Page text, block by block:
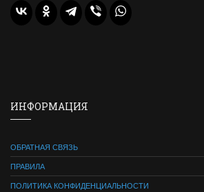
ИНФОРМАЦИЯ
ОБРАТНАЯ СВЯЗЬ
ПРАВИЛА
ПОЛИТИКА КОНФИДЕНЦИАЛЬНОСТИ